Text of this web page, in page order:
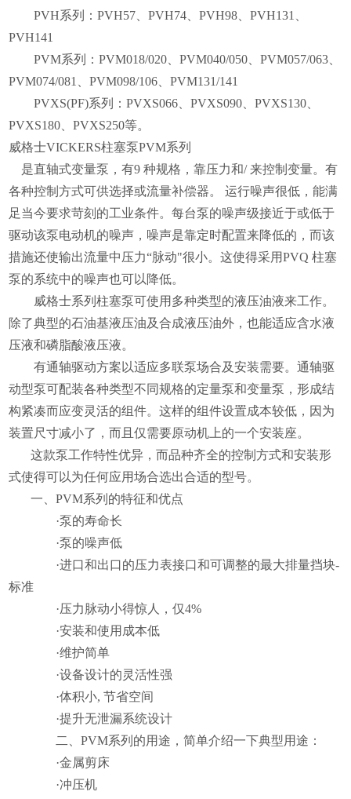
PVH系列：PVH57、PVH74、PVH98、PVH131、
PVH141
PVM系列：PVM018/020、PVM040/050、PVM057/063、
PVM074/081、PVM098/106、PVM131/141
PVXS(PF)系列：PVXS066、PVXS090、PVXS130、
PVXS180、PVXS250等。
威格士VICKERS柱塞泵PVM系列
是直轴式变量泵，有9种规格，靠压力和/来控制变量。有
各种控制方式可供选择或流量补偿器。 运行噪声很低，能满
足当今要求苛刻的工业条件。每台泵的噪声级接近于或低于
驱动该泵电动机的噪声，噪声是靠定时配置来降低的，而该
措施还使输出流量中压力“脉动"很小。这使得采用PVQ柱塞
泵的系统中的噪声也可以降低。
威格士系列柱塞泵可使用多种类型的液压油液来工作。
除了典型的石油基液压油及合成液压油外，也能适应含水液
压液和磷脂酸液压液。
有通轴驱动方案以适应多联泵场合及安装需要。通轴驱
动型泵可配装各种类型不同规格的定量泵和变量泵，形成结
构紧凑而应变灵活的组件。这样的组件设置成本较低，因为
装置尺寸减小了，而且仅需要原动机上的一个安装座。
这款泵工作特性优异，而品种齐全的控制方式和安装形
式使得可以为任何应用场合选出合适的型号。
一、PVM系列的特征和优点
·泵的寿命长
·泵的噪声低
·进口和出口的压力表接口和可调整的最大排量挡块-
标准
·压力脉动小得惊人，仅4%
·安装和使用成本低
·维护简单
·设备设计的灵活性强
·体积小,节省空间
·提升无泄漏系统设计
二、PVM系列的用途，简单介绍一下典型用途：
·金属剪床
·冲压机